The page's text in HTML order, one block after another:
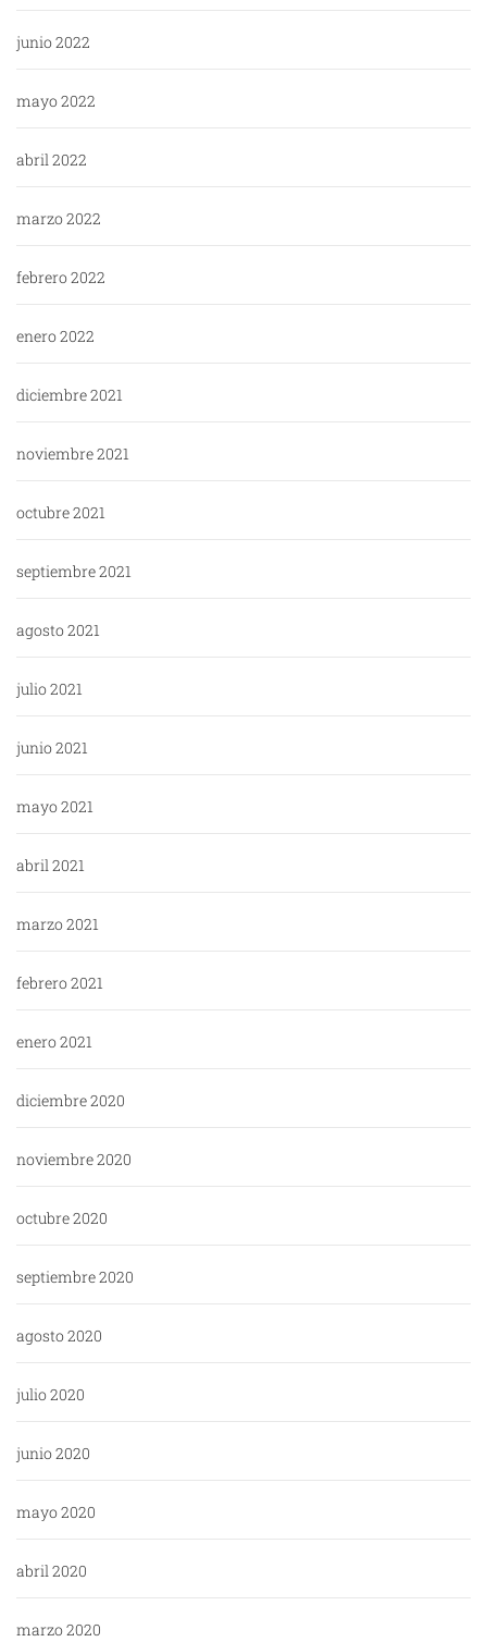
junio 2022
mayo 2022
abril 2022
marzo 2022
febrero 2022
enero 2022
diciembre 2021
noviembre 2021
octubre 2021
septiembre 2021
agosto 2021
julio 2021
junio 2021
mayo 2021
abril 2021
marzo 2021
febrero 2021
enero 2021
diciembre 2020
noviembre 2020
octubre 2020
septiembre 2020
agosto 2020
julio 2020
junio 2020
mayo 2020
abril 2020
marzo 2020